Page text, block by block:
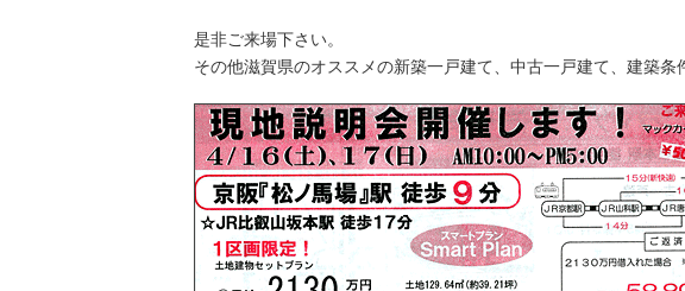
是非ご来場下さい。
その他滋賀県のオススメの新築一戸建て、中古一戸建て、建築条